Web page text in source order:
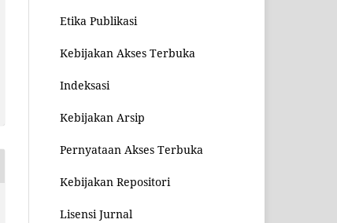
Etika Publikasi
Kebijakan Akses Terbuka
Indeksasi
Kebijakan Arsip
Pernyataan Akses Terbuka
Kebijakan Repositori
Lisensi Jurnal